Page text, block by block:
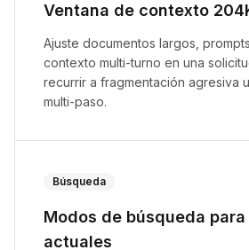
Ventana de contexto
Ajuste documentos largos,
contexto multi-turno en una
recurrir a fragmentación agresiva
multi-paso.
Búsqueda
Modos de búsqueda
actuales